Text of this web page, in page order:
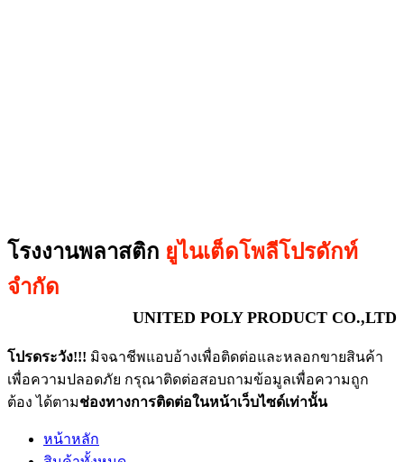
โรงงานพลาสติก ยูไนเต็ดโพลีโปรดักท์
จำกัด
UNITED POLY PRODUCT CO.,LTD
โปรดระวัง!!! มิจฉาชีพแอบอ้างเพื่อติดต่อและหลอกขายสินค้า
เพื่อความปลอดภัย กรุณาติดต่อสอบถามข้อมูลเพื่อความถูก
ต้อง ได้ตามช่องทางการติดต่อในหน้าเว็บไซด์เท่านั้น
หน้าหลัก